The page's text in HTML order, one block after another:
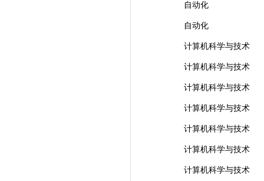
自动化
自动化
计算机科学与技术
计算机科学与技术
计算机科学与技术
计算机科学与技术
计算机科学与技术
计算机科学与技术
计算机科学与技术